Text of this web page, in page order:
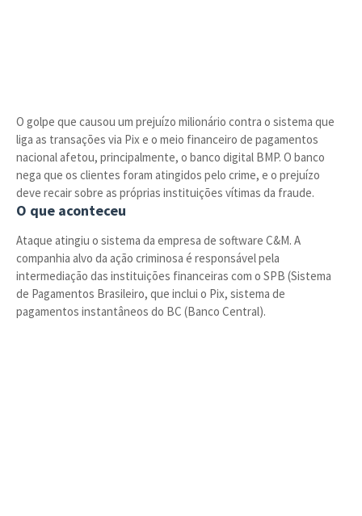
O golpe que causou um prejuízo milionário contra o sistema que
liga as transações via Pix e o meio financeiro de pagamentos
nacional afetou, principalmente, o banco digital BMP. O banco
nega que os clientes foram atingidos pelo crime, e o prejuízo
deve recair sobre as próprias instituições vítimas da fraude.
O que aconteceu
Ataque atingiu o sistema da empresa de software C&M. A
companhia alvo da ação criminosa é responsável pela
intermediação das instituições financeiras com o SPB (Sistema
de Pagamentos Brasileiro, que inclui o Pix, sistema de
pagamentos instantâneos do BC (Banco Central).